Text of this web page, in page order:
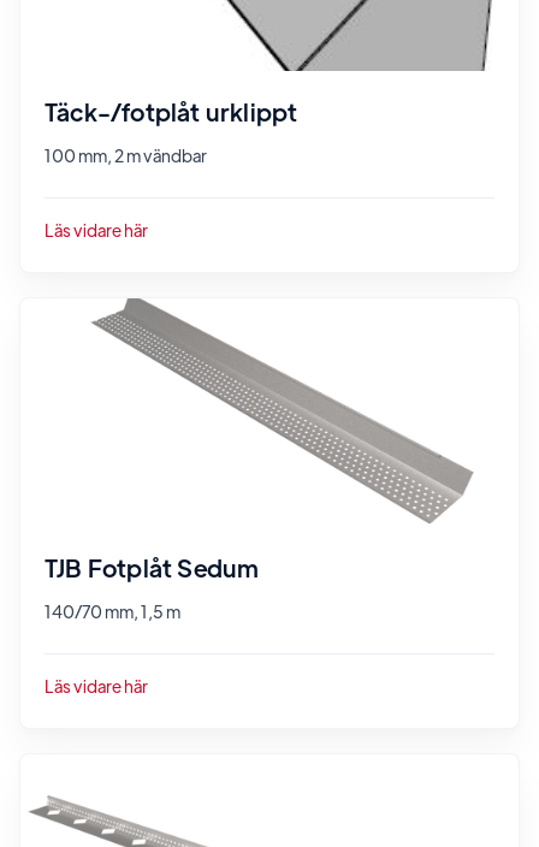
Täck-/fotplåt urklippt
100 mm, 2 m vändbar
Läs vidare här
TJB Fotplåt Sedum
140/70 mm, 1,5 m
Läs vidare här